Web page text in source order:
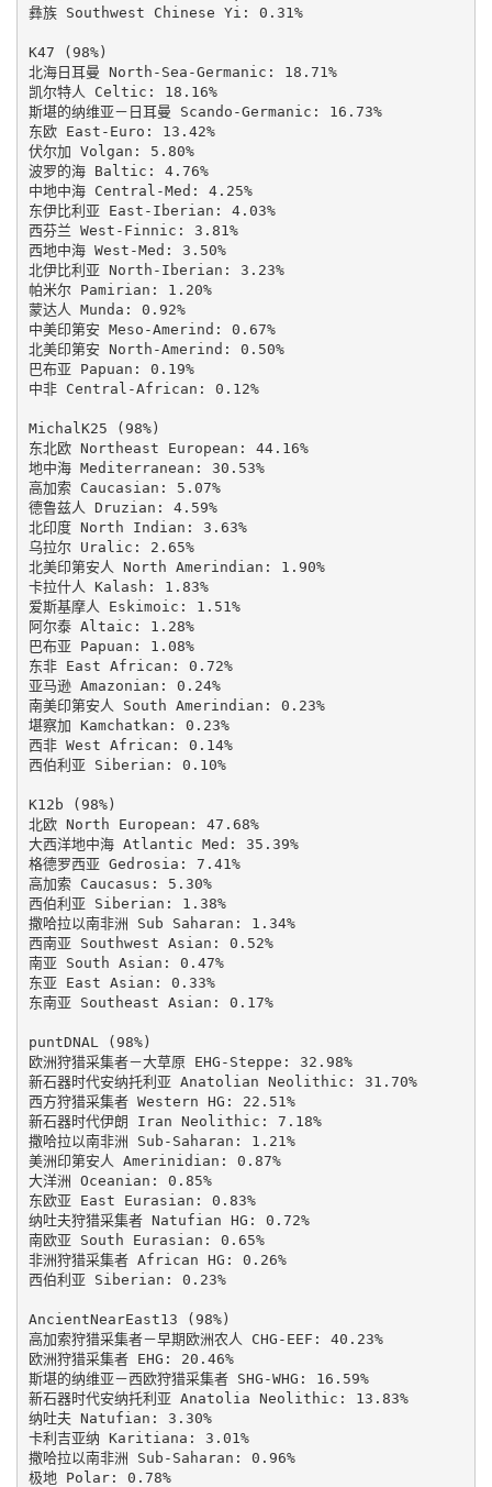
彝族 Southwest Chinese Yi: 0.31%
K47 (98%)
北海日耳曼 North-Sea-Germanic: 18.71%
凯尔特人 Celtic: 18.16%
斯堪的纳维亚－日耳曼 Scando-Germanic: 16.73%
东欧 East-Euro: 13.42%
伏尔加 Volgan: 5.80%
波罗的海 Baltic: 4.76%
中地中海 Central-Med: 4.25%
东伊比利亚 East-Iberian: 4.03%
西芬兰 West-Finnic: 3.81%
西地中海 West-Med: 3.50%
北伊比利亚 North-Iberian: 3.23%
帕米尔 Pamirian: 1.20%
蒙达人 Munda: 0.92%
中美印第安 Meso-Amerind: 0.67%
北美印第安 North-Amerind: 0.50%
巴布亚 Papuan: 0.19%
中非 Central-African: 0.12%
MichalK25 (98%)
东北欧 Northeast European: 44.16%
地中海 Mediterranean: 30.53%
高加索 Caucasian: 5.07%
德鲁兹人 Druzian: 4.59%
北印度 North Indian: 3.63%
乌拉尔 Uralic: 2.65%
北美印第安人 North Amerindian: 1.90%
卡拉什人 Kalash: 1.83%
爱斯基摩人 Eskimoic: 1.51%
阿尔泰 Altaic: 1.28%
巴布亚 Papuan: 1.08%
东非 East African: 0.72%
亚马逊 Amazonian: 0.24%
南美印第安人 South Amerindian: 0.23%
堪察加 Kamchatkan: 0.23%
西非 West African: 0.14%
西伯利亚 Siberian: 0.10%
K12b (98%)
北欧 North European: 47.68%
大西洋地中海 Atlantic Med: 35.39%
格德罗西亚 Gedrosia: 7.41%
高加索 Caucasus: 5.30%
西伯利亚 Siberian: 1.38%
撒哈拉以南非洲 Sub Saharan: 1.34%
西南亚 Southwest Asian: 0.52%
南亚 South Asian: 0.47%
东亚 East Asian: 0.33%
东南亚 Southeast Asian: 0.17%
puntDNAL (98%)
欧洲狩猎采集者－大草原 EHG-Steppe: 32.98%
新石器时代安纳托利亚 Anatolian Neolithic: 31.70%
西方狩猎采集者 Western HG: 22.51%
新石器时代伊朗 Iran Neolithic: 7.18%
撒哈拉以南非洲 Sub-Saharan: 1.21%
美洲印第安人 Amerinidian: 0.87%
大洋洲 Oceanian: 0.85%
东欧亚 East Eurasian: 0.83%
纳吐夫狩猎采集者 Natufian HG: 0.72%
南欧亚 South Eurasian: 0.65%
非洲狩猎采集者 African HG: 0.26%
西伯利亚 Siberian: 0.23%
AncientNearEast13 (98%)
高加索狩猎采集者－早期欧洲农人 CHG-EEF: 40.23%
欧洲狩猎采集者 EHG: 20.46%
斯堪的纳维亚－西欧狩猎采集者 SHG-WHG: 16.59%
新石器时代安纳托利亚 Anatolia Neolithic: 13.83%
纳吐夫 Natufian: 3.30%
卡利吉亚纳 Karitiana: 3.01%
撒哈拉以南非洲 Sub-Saharan: 0.96%
极地 Polar: 0.78%